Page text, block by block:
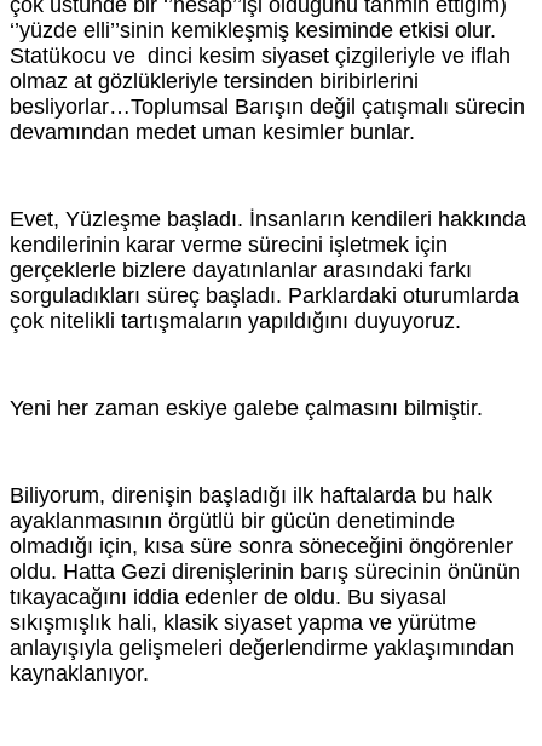
‘’yüzde elli’’sinin kemikleşmiş kesiminde etkisi olur.
Statükocu ve dinci kesim siyaset çizgileriyle ve iflah
olmaz at gözlükleriyle tersinden biribirlerini
besliyorlar…Toplumsal Barışın değil çatışmalı sürecin
devamından medet uman kesimler bunlar.
Evet, Yüzleşme başladı. İnsanların kendileri hakkında
kendilerinin karar verme sürecini işletmek için
gerçeklerle bizlere dayatınlanlar arasındaki farkı
sorguladıkları süreç başladı. Parklardaki oturumlarda
çok nitelikli tartışmaların yapıldığını duyuyoruz.
Yeni her zaman eskiye galebe çalmasını bilmiştir.
Biliyorum, direnişin başladığı ilk haftalarda bu halk
ayaklanmasının örgütlü bir gücün denetiminde
olmadığı için, kısa süre sonra söneceğini öngörenler
oldu. Hatta Gezi direnişlerinin barış sürecinin önünün
tıkayacağını iddia edenler de oldu. Bu siyasal
sıkışmışlık hali, klasik siyaset yapma ve yürütme
anlayışıyla gelişmeleri değerlendirme yaklaşımından
kaynaklanıyor.